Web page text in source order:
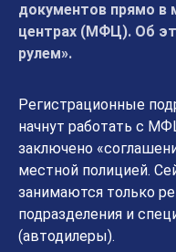
документов прямо в
центрах (МФЦ). Об
рулем».
Регистрационные
начнут работать с
заключено
местной полицией.
занимаются только
подразделения и
(автодилеры).